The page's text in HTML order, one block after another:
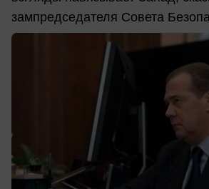
зампредседателя Совета